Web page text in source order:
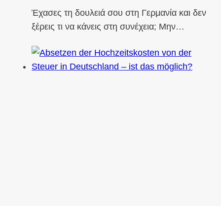
Έχασες τη δουλειά σου στη Γερμανία και δεν
ξέρεις τι να κάνεις στη συνέχεια; Μην…